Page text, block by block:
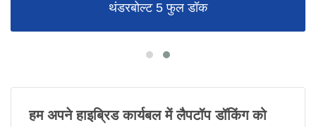
थंडरबोल्ट 5 फुल डॉक
हम अपने हाइब्रिड कार्यबल में लैपटॉप डॉकिंग को